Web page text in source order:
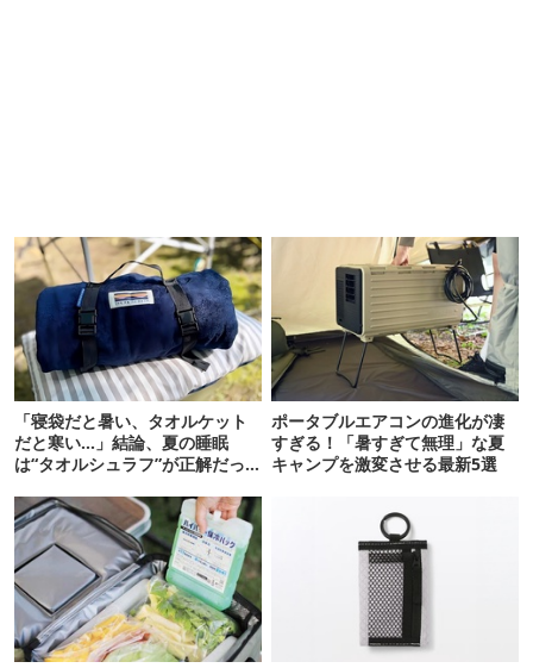
「寝袋だと暑い、タオルケット
だと寒い…」結論、夏の睡眠
は“タオルシュラフ”が正解だっ
ポータブルエアコンの進化が凄
すぎる！「暑すぎて無理」な夏
キャンプを激変させる最新5選